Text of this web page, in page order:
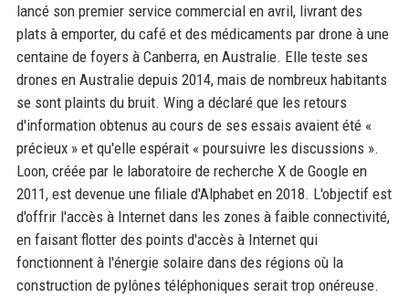
lancé son premier service commercial en avril, livrant des
plats à emporter, du café et des médicaments par drone à une
centaine de foyers à Canberra, en Australie. Elle teste ses
drones en Australie depuis 2014, mais de nombreux habitants
se sont plaints du bruit. Wing a déclaré que les retours
d'information obtenus au cours de ses essais avaient été «
précieux » et qu'elle espérait « poursuivre les discussions ».
Loon, créée par le laboratoire de recherche X de Google en
2011, est devenue une filiale d'Alphabet en 2018. L'objectif est
d'offrir l'accès à Internet dans les zones à faible connectivité,
en faisant flotter des points d'accès à Internet qui
fonctionnent à l'énergie solaire dans des régions où la
construction de pylônes téléphoniques serait trop onéreuse.